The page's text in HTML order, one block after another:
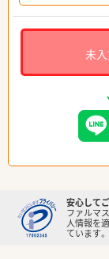
未
安心して
ファルマ
人情報を
ています。